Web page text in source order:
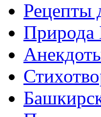
Рецепты
Природа